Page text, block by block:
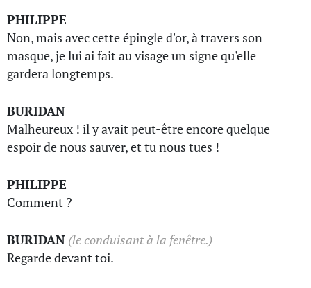
PHILIPPE
Non, mais avec cette épingle d'or, à travers son
masque, je lui ai fait au visage un signe qu'elle
gardera longtemps.
BURIDAN
Malheureux ! il y avait peut-être encore quelque
espoir de nous sauver, et tu nous tues !
PHILIPPE
Comment ?
BURIDAN (le conduisant à la fenêtre.)
Regarde devant toi.